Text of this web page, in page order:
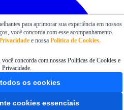
para aprimorar sua experiência em nossos
você concorda com esse acompanhamento.
e nossa Política de Cookies.
concorda com nossas Políticas de Cookies e
Privacidade.
os cookies
cookies essenciais